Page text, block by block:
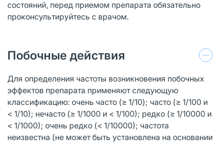
состояний, перед приемом препарата обязательно
проконсультируйтесь с врачом.
Побочные действия
Для определения частоты возникновения побочных
эффектов препарата применяют следующую
классификацию: очень часто (≥ 1/10); часто (≥ 1/100 и
< 1/10); нечасто (≥ 1/1000 и < 1/100); редко (≥ 1/10000 и
< 1/1000); очень редко (< 1/10000); частота
неизвестна (не может быть установлена на основании